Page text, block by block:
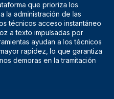
que prioriza los
la administración de las
técnicos acceso instantáneo
a texto impulsadas por
ayudan a los técnicos
rapidez, lo que garantiza
demoras en la tramitación